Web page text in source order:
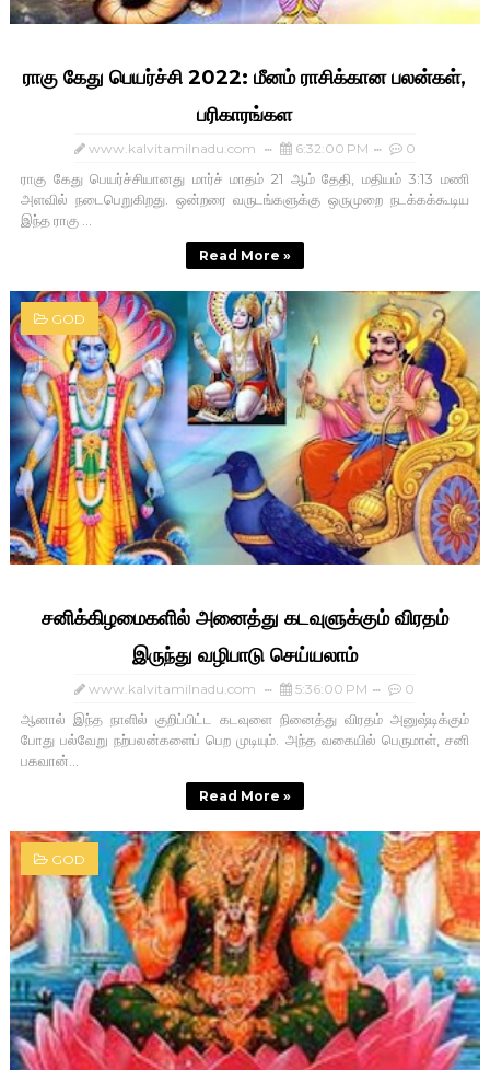
ராகு கேது பெயர்ச்சி 2022: மீனம் ராசிக்கான பலன்கள்,
பரிகாரங்கள
www.kalvitamilnadu.com 6:32:00 PM 0
ராகு கேது பெயர்ச்சியானது மார்ச் மாதம் 21 ஆம் தேதி, மதியம் 3:13 மணி
அளவில் நடைபெறுகிறது. ஒன்றரை வருடங்களுக்கு ஒருமுறை நடக்கக்கூடிய
இந்த ராகு ...
Read More »
GOD
சனிக்கிழமைகளில் அனைத்து கடவுளுக்கும் விரதம்
இருந்து வழிபாடு செய்யலாம்
www.kalvitamilnadu.com 5:36:00 PM 0
ஆனால் இந்த நாளில் குறிப்பிட்ட கடவுளை நினைத்து விரதம் அனுஷ்டிக்கும்
போது பல்வேறு நற்பலன்களைப் பெற முடியும். அந்த வகையில் பெருமாள், சனி
பகவான்...
Read More »
GOD